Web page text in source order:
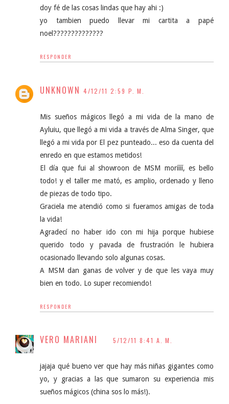
doy fé de las cosas lindas que hay ahi :)
yo tambien puedo llevar mi cartita a papé
noel??????????????
RESPONDER
UNKNOWN 4/12/11 2:59 P. M.
Mis sueños mágicos llegó a mi vida de la mano de
Ayluiu, que llegó a mi vida a través de Alma Singer, que
llegó a mi vida por El pez punteado... eso da cuenta del
enredo en que estamos metidos!
El día que fui al showroon de MSM moríííí, es bello
todo! y el taller me mató, es amplio, ordenado y lleno
de piezas de todo tipo.
Graciela me atendió como si fueramos amigas de toda
la vida!
Agradecí no haber ido con mi hija porque hubiese
querido todo y pavada de frustración le hubiera
ocasionado llevando solo algunas cosas.
A MSM dan ganas de volver y de que les vaya muy
bien en todo. Lo super recomiendo!
RESPONDER
VERO MARIANI 5/12/11 8:41 A. M.
jajaja qué bueno ver que hay más niñas gigantes como
yo, y gracias a las que sumaron su experiencia mis
sueños mágicos (china sos lo más!).